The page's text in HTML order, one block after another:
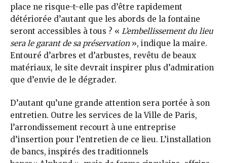
place ne risque-t-elle pas d’être rapidement
détériorée d’autant que les abords de la fontaine
seront accessibles à tous ? « L’embellissement du lieu
sera le garant de sa préservation», indique la maire.
Entouré d’arbres et d’arbustes, revêtu de beaux
matériaux, le site devrait inspirer plus d’admiration
que d’envie de le dégrader.
D’autant qu’une grande attention sera portée à son
entretien. Outre les services de la Ville de Paris,
l’arrondissement recourt à une entreprise
d’insertion pour l’entretien de ce lieu. L’installation
de bancs, inspirés des traditionnels